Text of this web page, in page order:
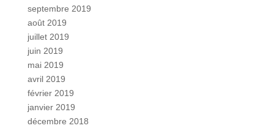
septembre 2019
août 2019
juillet 2019
juin 2019
mai 2019
avril 2019
février 2019
janvier 2019
décembre 2018